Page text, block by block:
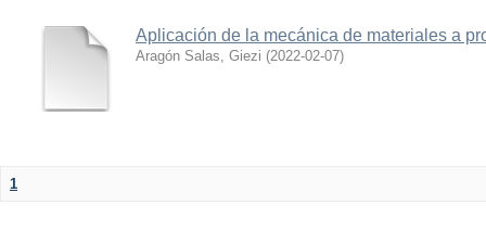
Aplicación de la mecánica de materiales a
Aragón Salas, Giezi (2022-02-07)
1